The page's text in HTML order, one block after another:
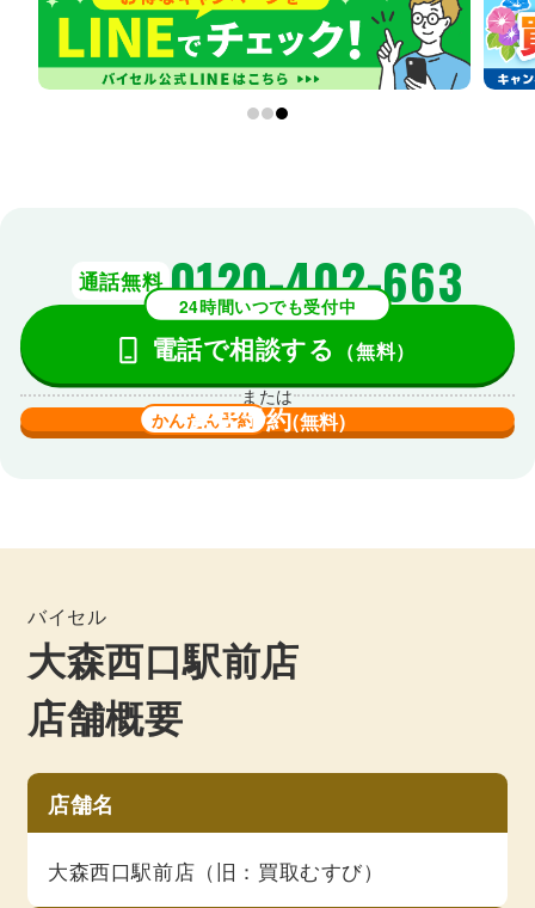
通話無料 0120-402-663
24時間いつでも受付中
電話で相談する （無料）
または
かんたん予約
来店予約(無料)
バイセル
大森西口駅前店
店舗概要
店舗名
大森西口駅前店（旧：買取むすび）